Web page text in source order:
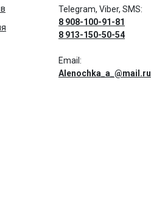
Telegram, Viber, SMS:
8 908-100-91-81
8 913-150-50-54
Email:
Alenochka_a_@mail.ru